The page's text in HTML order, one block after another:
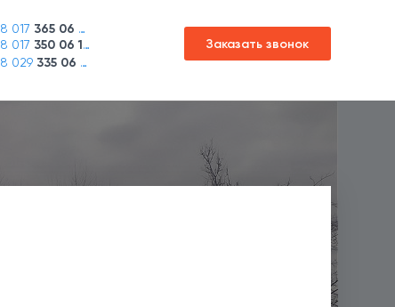
8 017 365 06 45
8 017 350 06 16
8 029 335 06 01
Заказать звонок